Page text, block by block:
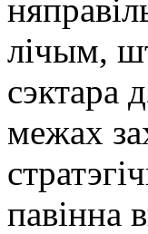
лічым,
сэктара
межах
павінна